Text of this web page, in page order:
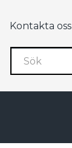
Kontakta oss